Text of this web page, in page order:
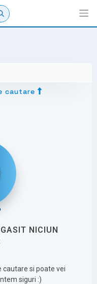
cautare
NICIUN
cautare si poate vei
siguri :)